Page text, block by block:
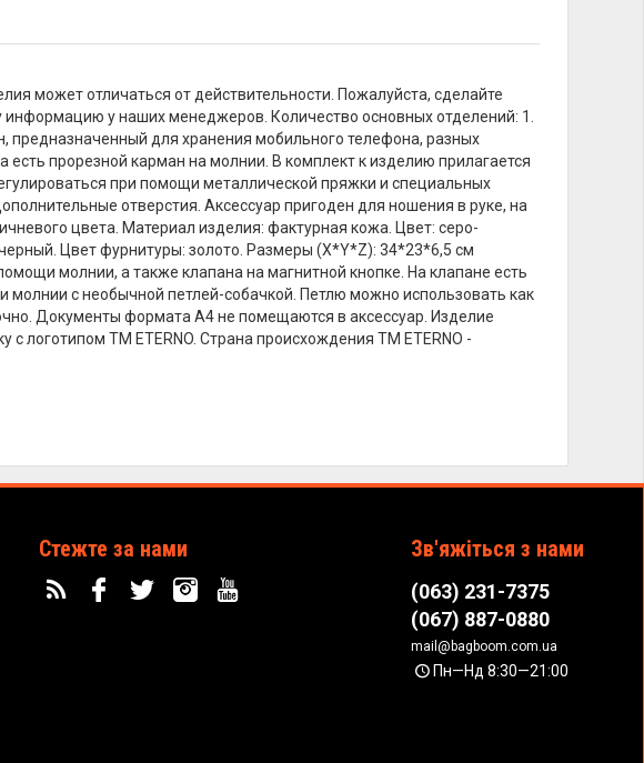
может отличаться от действительности. Пожалуйста, сделайте
информацию у наших менеджеров. Количество основных отделений: 1.
предназначенный для хранения мобильного телефона, разных
прорезной карман на молнии. В комплект к изделию прилагается
при помощи металлической пряжки и специальных
отверстия. Аксессуар пригоден для ношения в руке, на
цвета. Материал изделия: фактурная кожа. Цвет: серо-
Цвет фурнитуры: золото. Размеры (X*Y*Z): 34*23*6,5 см
молнии, а также клапана на магнитной кнопке. На клапане есть
с необычной петлей-собачкой. Петлю можно использовать как
Документы формата А4 не помещаются в аксессуар. Изделие
логотипом ТМ ETERNO. Страна происхождения ТМ ETERNO -
Стежте за нами Зв'яжіться з нами
(063) 231-7375
(067) 887-0880
mail@bagboom.com.ua
Пн—Нд 8:30—21:00